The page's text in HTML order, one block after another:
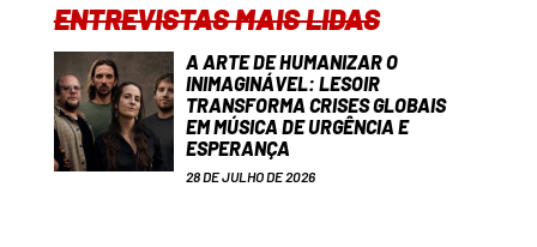
ENTREVISTAS MAIS LIDAS
A ARTE DE HUMANIZAR O
INIMAGINÁVEL: LESOIR
TRANSFORMA CRISES GLOBAIS
EM MÚSICA DE URGÊNCIA E
ESPERANÇA
28 DE JULHO DE 2026